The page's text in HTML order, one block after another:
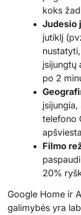
koks
Judesio
jutiklį
įsijungtų
po 2
telefono
Filmo
20%
Google Home ir
galimybės yra